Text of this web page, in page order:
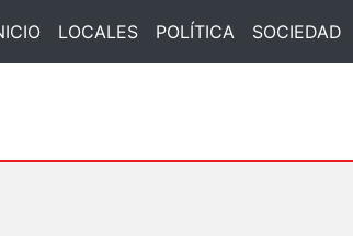
LOCALES POLÍTICA SOCIEDAD